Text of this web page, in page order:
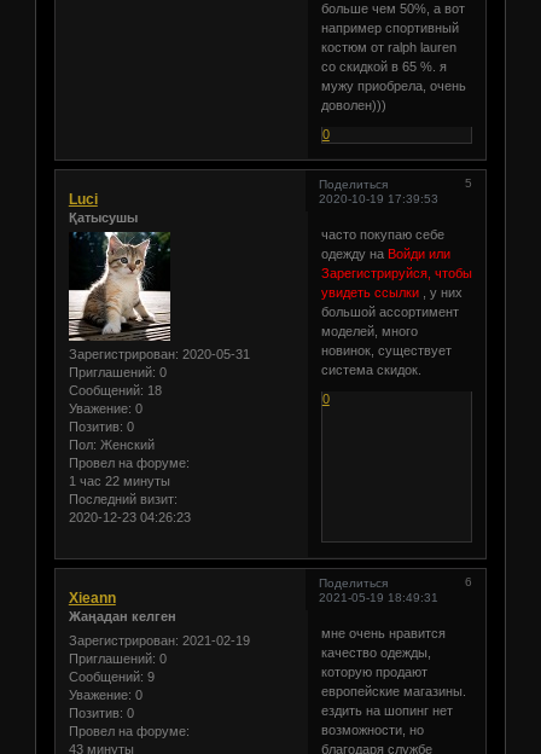
больше чем 50%, а вот
например спортивный
костюм от ralph lauren
со скидкой в 65 %. я
мужу приобрела, очень
доволен)))
0
Поделиться
5
2020-10-19 17:39:53
Luci
Қатысушы
Зарегистрирован: 2020-05-31
Приглашений: 0
Сообщений: 18
Уважение: 0
Позитив: 0
Пол: Женский
Провел на форуме:
1 час 22 минуты
Последний визит:
2020-12-23 04:26:23
часто покупаю себе
одежду на Войди или
Зарегистрируйся, чтобы
увидеть ссылки, у них
большой ассортимент
моделей, много
новинок, существует
система скидок.
0
Поделиться
6
2021-05-19 18:49:31
Xieann
Жаңадан келген
Зарегистрирован: 2021-02-19
Приглашений: 0
Сообщений: 9
Уважение: 0
Позитив: 0
Провел на форуме:
43 минуты
мне очень нравится
качество одежды,
которую продают
европейские магазины.
ездить на шопинг нет
возможности, но
благодаря службе